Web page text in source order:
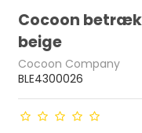
Cocoon
beige
Cocoon Company
BLE4300026